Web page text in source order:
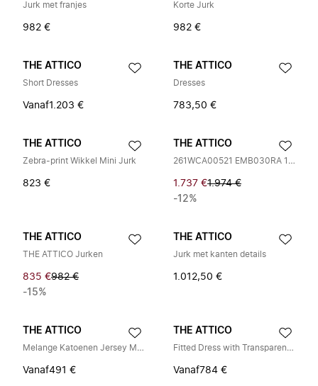
Jurk met franjes
982 €
Korte Jurk
982 €
THE ATTICO
Short Dresses
Vanaf1.203 €
THE ATTICO
Dresses
783,50 €
THE ATTICO
Zebra-print Wikkel Mini Jurk
823 €
THE ATTICO
261WCA00521 EMB030RA 100
1.737 €1.974 €
-12%
THE ATTICO
THE ATTICO Jurken
835 €982 €
-15%
THE ATTICO
Jurk met kanten details
1.012,50 €
THE ATTICO
Melange Katoenen Jersey Mini Jurk
Vanaf491 €
THE ATTICO
Fitted Dress with Transparent Inserts
Vanaf784 €